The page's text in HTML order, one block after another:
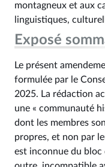
montagneux et aux
linguistiques,
Exposé
Le présent
formulée par le
2025. La rédaction
une « communauté
dont les membres
propres, et non par
est inconnue du